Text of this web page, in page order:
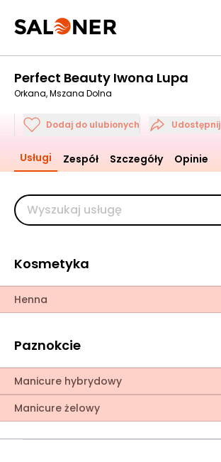
Perfect Beauty Iwona Lupa
Orkana, Mszana Dolna
Dodaj do ulubionych Udostępnij
Usługi Zespół Szczegóły Opinie
Kosmetyka
Henna
Paznokcie
Manicure hybrydowy
Manicure żelowy